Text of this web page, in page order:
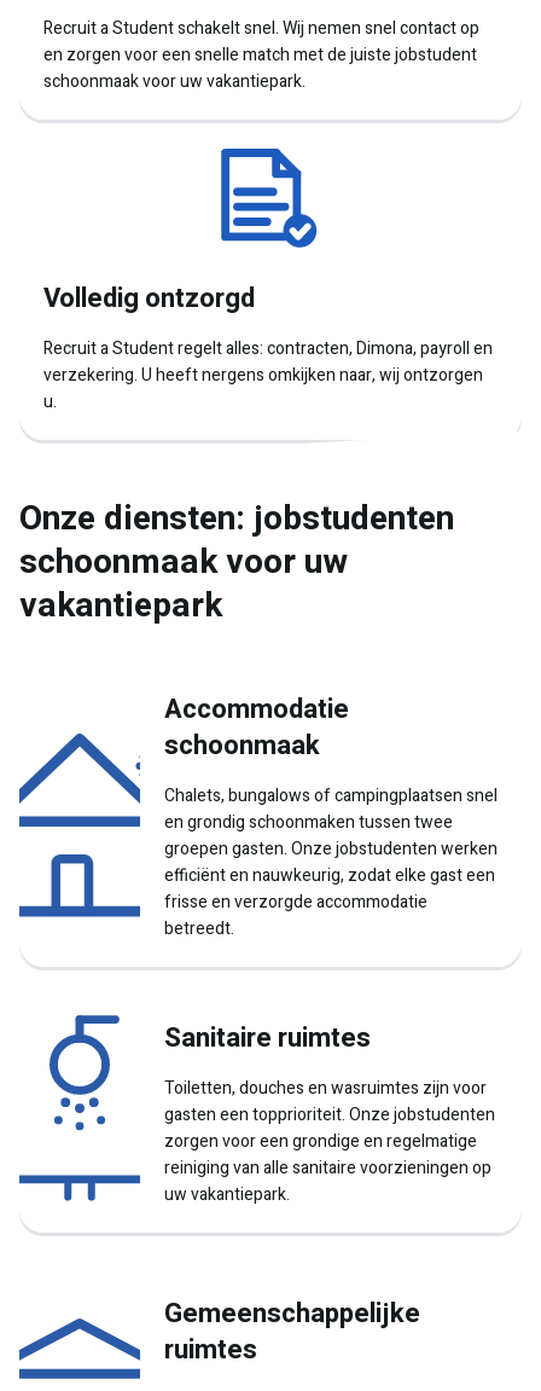
Recruit a Student schakelt snel. Wij nemen snel contact op
en zorgen voor een snelle match met de juiste jobstudent
schoonmaak voor uw vakantiepark.
Volledig ontzorgd
Recruit a Student regelt alles: contracten, Dimona, payroll en
verzekering. U heeft nergens omkijken naar, wij ontzorgen
u.
Onze diensten: jobstudenten
schoonmaak voor uw
vakantiepark
Accommodatie
schoonmaak
Chalets, bungalows of campingplaatsen snel
en grondig schoonmaken tussen twee
groepen gasten. Onze jobstudenten werken
efficiënt en nauwkeurig, zodat elke gast een
frisse en verzorgde accommodatie
betreedt.
Sanitaire ruimtes
Toiletten, douches en wasruimtes zijn voor
gasten een topprioriteit. Onze jobstudenten
zorgen voor een grondige en regelmatige
reiniging van alle sanitaire voorzieningen op
uw vakantiepark.
Gemeenschappelijke
ruimtes